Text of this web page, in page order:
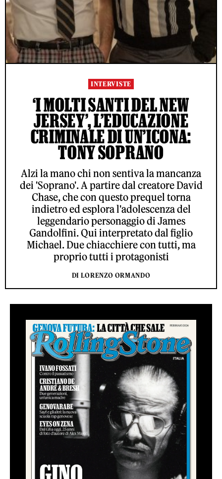
INTERVISTE
‘I MOLTI SANTI DEL NEW
JERSEY’, L’EDUCAZIONE
CRIMINALE DI UN’ICONA:
TONY SOPRANO
Alzi la mano chi non sentiva la mancanza
dei 'Soprano'. A partire dal creatore David
Chase, che con questo prequel torna
indietro ed esplora l'adolescenza del
leggendario personaggio di James
Gandolfini. Qui interpretato dal figlio
Michael. Due chiacchiere con tutti, ma
proprio tutti i protagonisti
DI LORENZO ORMANDO